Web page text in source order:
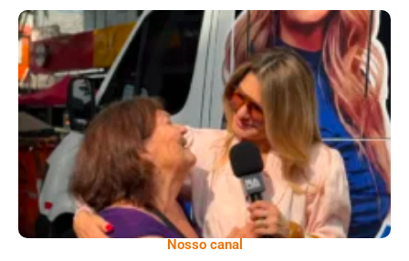
​Segurança Pública Lidera Queixas De
Moradores Do Rio Em Escuta Promovida Por
Antônia Fontenelle
Nosso canal